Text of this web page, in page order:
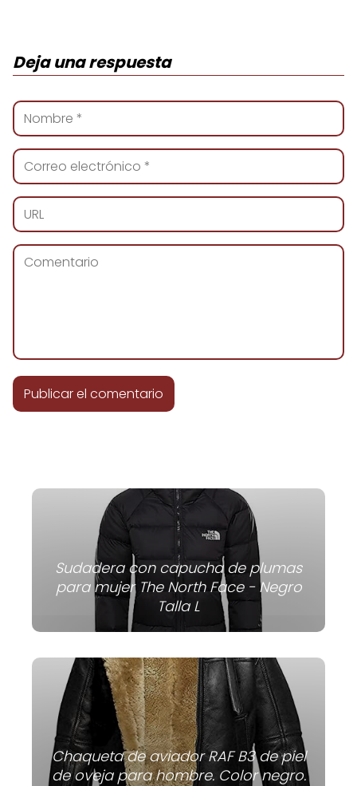
Deja una respuesta
Sudadera con capucha de plumas
para mujer The North Face - Negro
Talla L
Chaqueta de aviador RAF B3 de piel
de oveja para hombre. Color negro.